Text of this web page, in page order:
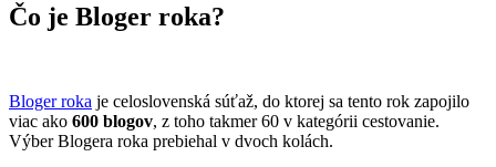
Čo je Bloger roka?
Bloger roka je celoslovenská súťaž, do ktorej sa tento rok zapojilo
viac ako 600 blogov, z toho takmer 60 v kategórii cestovanie.
Výber Blogera roka prebiehal v dvoch kolách.